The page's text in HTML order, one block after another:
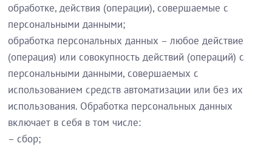
обработке, действия (операции), совершаемые с
персональными данными;
обработка персональных данных – любое действие
(операция) или совокупность действий (операций) с
персональными данными, совершаемых с
использованием средств автоматизации или без их
использования. Обработка персональных данных
включает в себя в том числе:
– сбор;